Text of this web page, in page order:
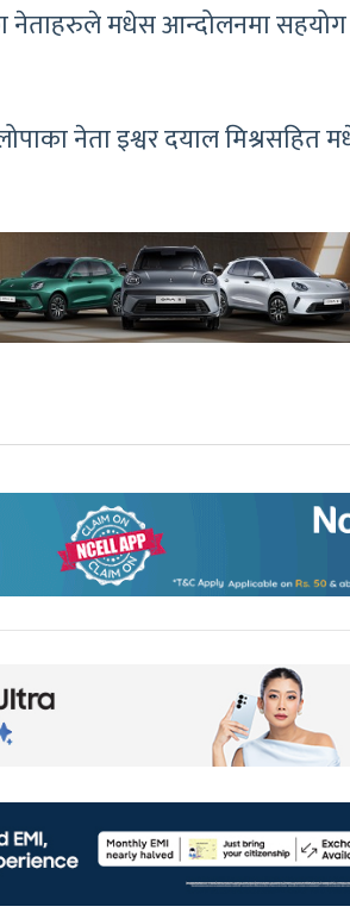
नेताहरुले मधेस आन्दोलनमा सहयोग
नेता इश्वर दयाल